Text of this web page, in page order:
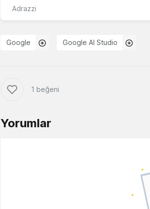
Adrazzi
Google Google AI Studio
1 beğeni
Yorumlar